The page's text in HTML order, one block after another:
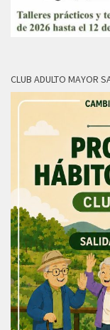
CLUB ADULTO MAYOR